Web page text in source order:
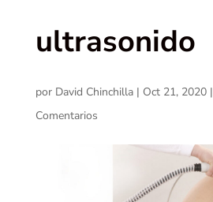
ultrasonido
por David Chinchilla| Oct 21, 2020|
Comentarios